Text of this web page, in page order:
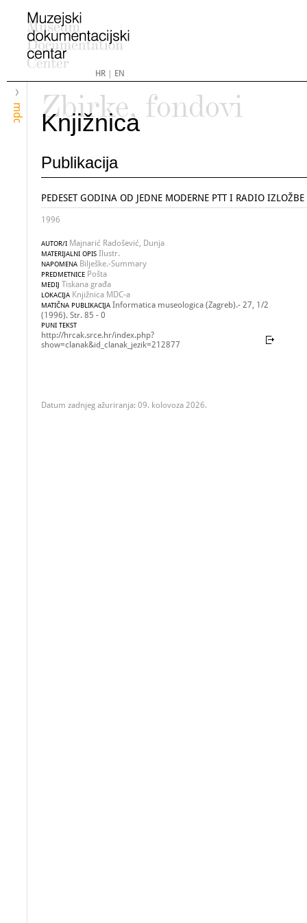
HR| EN
mdc
Zbirke, fondovi
Knjižnica
Publikacija
PEDESET GODINA OD JEDNE MODERNE PTT I RADIO IZLOŽBE
1996
AUTOR/I Majnarić Radošević, Dunja
MATERIJALNI OPIS Ilustr.
NAPOMENA Bilješke.-Summary
PREDMETNICE Pošta
MEDIJ Tiskana građa
LOKACIJA Knjižnica MDC-a
MATIČNA PUBLIKACIJA Informatica museologica (Zagreb).- 27, 1/2
(1996). Str. 85 - 0
PUNI TEKST
http://hrcak.srce.hr/index.php?
show=clanak&id_clanak_jezik=212877
Datum zadnjeg ažuriranja: 09. kolovoza 2026.